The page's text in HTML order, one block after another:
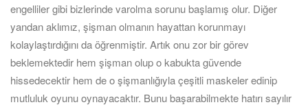
engelliler gibi bizlerinde varolma sorunu başlamış olur. Diğer
yandan aklımız, şişman olmanın hayattan korunmayı
kolaylaştırdığını da öğrenmiştir. Artık onu zor bir görev
beklemektedir hem şişman olup o kabukta güvende
hissedecektir hem de o şişmanlığıyla çeşitli maskeler edinip
mutluluk oyunu oynayacaktır. Bunu başarabilmekte hatırı sayılır